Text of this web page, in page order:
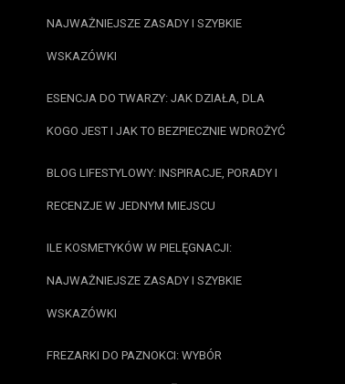
NAJWAŻNIEJSZE ZASADY I SZYBKIE
WSKAZÓWKI
ESENCJA DO TWARZY: JAK DZIAŁA, DLA
KOGO JEST I JAK TO BEZPIECZNIE WDROŻYĆ
BLOG LIFESTYLOWY: INSPIRACJE, PORADY I
RECENZJE W JEDNYM MIEJSCU
ILE KOSMETYKÓW W PIELĘGNACJI:
NAJWAŻNIEJSZE ZASADY I SZYBKIE
WSKAZÓWKI
FREZARKI DO PAZNOKCI: WYBÓR